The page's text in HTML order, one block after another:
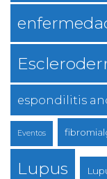
espondilitis
Eventos
Lupus